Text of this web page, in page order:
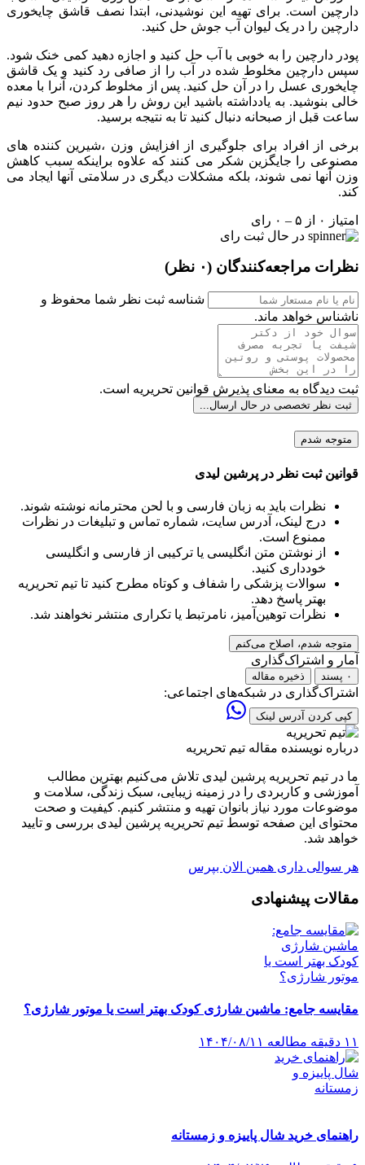
دارچین است. برای تهیه این نوشیدنی، ابتدا نصف قاشق چایخوری
دارچین را در یک لیوان آب جوش حل کنید.
پودر دارچین را به خوبی با آب حل کنید و اجازه دهید کمی خنک شود.
سپس دارچین مخلوط شده در آب را از صافی رد کنید و یک قاشق
چایخوری عسل را در آن حل کنید. پس از مخلوط کردن، آنرا با معده
خالی بنوشید. به یادداشته باشید این روش را هر روز صبح حدود نیم
ساعت قبل از صبحانه دنبال کنید تا به نتیجه برسید.
برخی از افراد برای جلوگیری از افزایش وزن ،شیرین کننده های
مصنوعی را جایگزین شکر می کنند که علاوه براینکه سبب کاهش
وزن آنها نمی شوند، بلکه مشکلات دیگری در سلامتی آنها ایجاد می
کند.
امتیاز ۰ از ۵ – ۰ رای
در حال ثبت رای
نظرات مراجعه‌کنندگان (۰ نظر)
شناسه ثبت نظر شما محفوظ و
ناشناس خواهد ماند.
ثبت دیدگاه به معنای پذیرش قوانین تحریریه است.
ثبت نظر تخصصی در حال ارسال...
متوجه شدم
قوانین ثبت نظر در پرشین لیدی
نظرات باید به زبان فارسی و با لحن محترمانه نوشته شوند.
درج لینک، آدرس سایت، شماره تماس و تبلیغات در نظرات
ممنوع است.
از نوشتن متن انگلیسی یا ترکیبی از فارسی و انگلیسی
خودداری کنید.
سوالات پزشکی را شفاف و کوتاه مطرح کنید تا تیم تحریریه
بهتر پاسخ دهد.
نظرات توهین‌آمیز، نامرتبط یا تکراری منتشر نخواهند شد.
متوجه شدم، اصلاح می‌کنم
آمار و اشتراک‌گذاری
۰ پسند ذخیره مقاله
اشتراک‌گذاری در شبکه‌های اجتماعی:
کپی کردن آدرس لینک
درباره نویسنده مقاله تیم تحریریه
ما در تیم تحریریه پرشین لیدی تلاش می‌کنیم بهترین مطالب
آموزشی و کاربردی را در زمینه زیبایی، سبک زندگی، سلامت و
موضوعات مورد نیاز بانوان تهیه و منتشر کنیم. کیفیت و صحت
محتوای این صفحه توسط تیم تحریریه پرشین لیدی بررسی و تایید
خواهد شد.
هر سوالی داری همین الان بپرس
مقالات پیشنهادی
مقایسه جامع: ماشین شارژی کودک بهتر است یا موتور شارژی؟
۱۱ دقیقه مطالعه ۱۴۰۴/۰۸/۱۱
راهنمای خرید شال پاییزه و زمستانه